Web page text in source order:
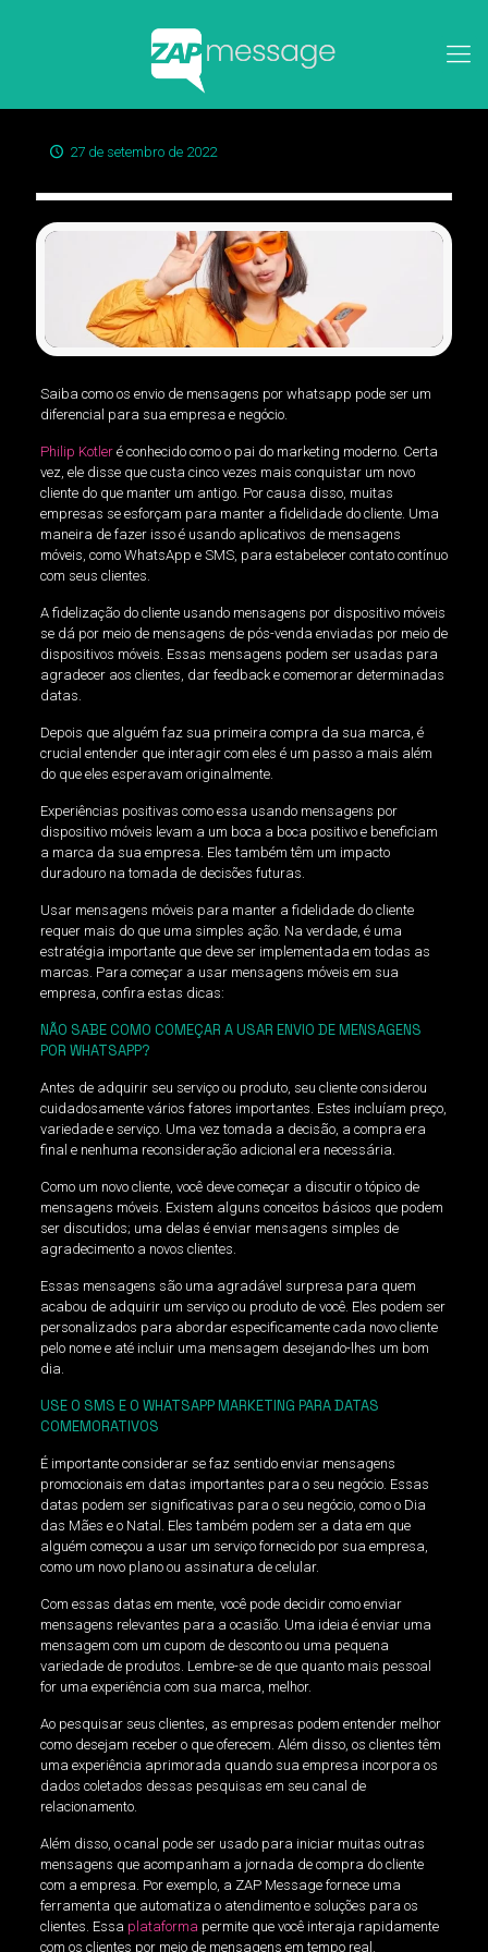
27 de setembro de 2022
Saiba como os envio de mensagens por whatsapp pode ser um
diferencial para sua empresa e negócio.
Philip Kotleré conhecido como o pai do marketing moderno. Certa
vez, ele disse que custa cinco vezes mais conquistar um novo
cliente do que manter um antigo. Por causa disso, muitas
empresas se esforçam para manter a fidelidade do cliente. Uma
maneira de fazer isso é usando aplicativos de mensagens
móveis, como WhatsApp e SMS, para estabelecer contato contínuo
com seus clientes.
A fidelização do cliente usando mensagens por dispositivo móveis
se dá por meio de mensagens de pós-venda enviadas por meio de
dispositivos móveis. Essas mensagens podem ser usadas para
agradecer aos clientes, dar feedback e comemorar determinadas
datas.
Depois que alguém faz sua primeira compra da sua marca, é
crucial entender que interagir com eles é um passo a mais além
do que eles esperavam originalmente.
Experiências positivas como essa usando mensagens por
dispositivo móveis levam a um boca a boca positivo e beneficiam
a marca da sua empresa. Eles também têm um impacto
duradouro na tomada de decisões futuras.
Usar mensagens móveis para manter a fidelidade do cliente
requer mais do que uma simples ação. Na verdade, é uma
estratégia importante que deve ser implementada em todas as
marcas. Para começar a usar mensagens móveis em sua
empresa, confira estas dicas:
NÃO SABE COMO COMEÇAR A USAR ENVIO DE MENSAGENS
POR WHATSAPP?
Antes de adquirir seu serviço ou produto, seu cliente considerou
cuidadosamente vários fatores importantes. Estes incluíam preço,
variedade e serviço. Uma vez tomada a decisão, a compra era
final e nenhuma reconsideração adicional era necessária.
Como um novo cliente, você deve começar a discutir o tópico de
mensagens móveis. Existem alguns conceitos básicos que podem
ser discutidos; uma delas é enviar mensagens simples de
agradecimento a novos clientes.
Essas mensagens são uma agradável surpresa para quem
acabou de adquirir um serviço ou produto de você. Eles podem ser
personalizados para abordar especificamente cada novo cliente
pelo nome e até incluir uma mensagem desejando-lhes um bom
dia.
USE O SMS E O WHATSAPP MARKETING PARA DATAS
COMEMORATIVOS
É importante considerar se faz sentido enviar mensagens
promocionais em datas importantes para o seu negócio. Essas
datas podem ser significativas para o seu negócio, como o Dia
das Mães e o Natal. Eles também podem ser a data em que
alguém começou a usar um serviço fornecido por sua empresa,
como um novo plano ou assinatura de celular.
Com essas datas em mente, você pode decidir como enviar
mensagens relevantes para a ocasião. Uma ideia é enviar uma
mensagem com um cupom de desconto ou uma pequena
variedade de produtos. Lembre-se de que quanto mais pessoal
for uma experiência com sua marca, melhor.
Ao pesquisar seus clientes, as empresas podem entender melhor
como desejam receber o que oferecem. Além disso, os clientes têm
uma experiência aprimorada quando sua empresa incorpora os
dados coletados dessas pesquisas em seu canal de
relacionamento.
Além disso, o canal pode ser usado para iniciar muitas outras
mensagens que acompanham a jornada de compra do cliente
com a empresa. Por exemplo, a ZAP Message fornece uma
ferramenta que automatiza o atendimento e soluções para os
clientes. Essa plataforma permite que você interaja rapidamente
com os clientes por meio de mensagens em tempo real.